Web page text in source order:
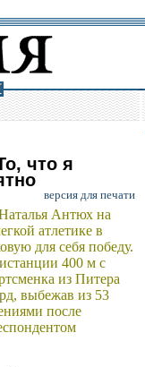
что я
версия для печати
Антюх на
атлетике в
для себя победу.
400 м с
из Питера
выбежав из 53
после